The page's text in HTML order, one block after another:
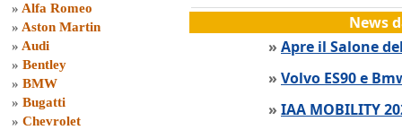
» Alfa Romeo
» Aston Martin
» Audi
» Bentley
» BMW
» Bugatti
» Chevrolet
News
» Apre il Salone
» Volvo ES90 e
» IAA MOBILITY